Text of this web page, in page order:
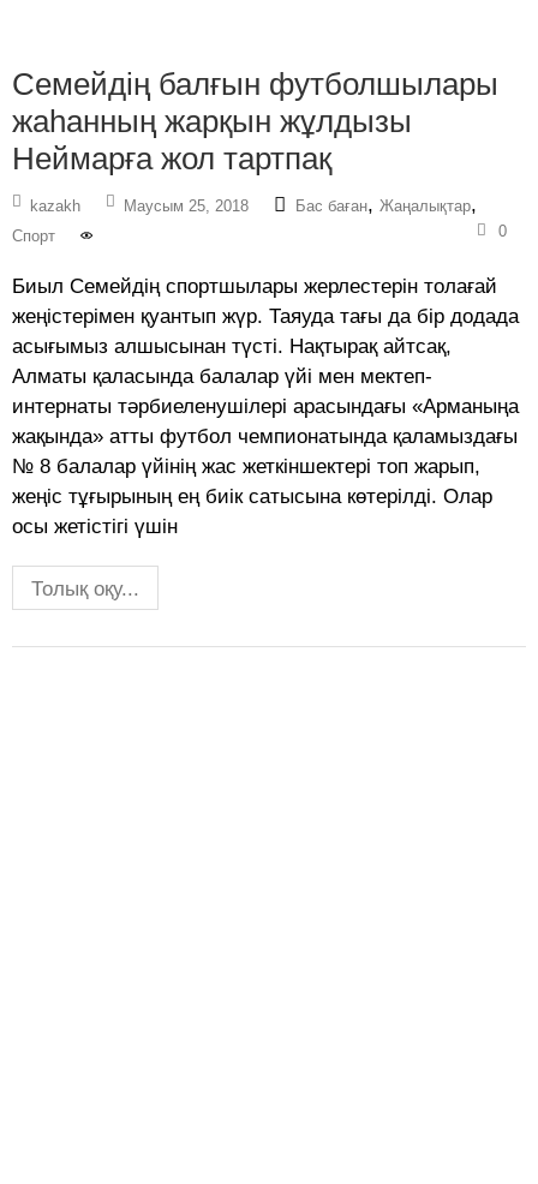
Семейдің балғын футболшылары
жаһанның жарқын жұлдызы
Неймарға жол тартпақ
kazakh Маусым 25, 2018 Бас баған, Жаңалықтар,
Спорт 0
Биыл Семейдің спортшылары жерлестерін толағай
жеңістерімен қуантып жүр. Таяуда тағы да бір додада
асығымыз алшысынан түсті. Нақтырақ айтсақ,
Алматы қаласында балалар үйі мен мектеп-
интернаты тәрбиеленушілері арасындағы «Арманыңа
жақында» атты футбол чемпионатында қаламыздағы
№ 8 балалар үйінің жас жеткіншектері топ жарып,
жеңіс тұғырының ең биік сатысына көтерілді. Олар
осы жетістігі үшін
Толық оқу...